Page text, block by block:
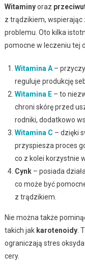
Witaminyoraz
z trądzikiem, wspierając
problemu. Oto kilka
pomocne w leczeniu tej
Witamina A–
reguluje produkcję
Witamina E– to
chroni skórę przed
rodniki, dodatkowo
Witamina C – dzięki
przyspiesza proces
co z kolei korzystnie
Cynk– posiada
co może być
z trądzikiem.
Nie można także
takich jak karotenoidy.
ograniczają stres
cery.